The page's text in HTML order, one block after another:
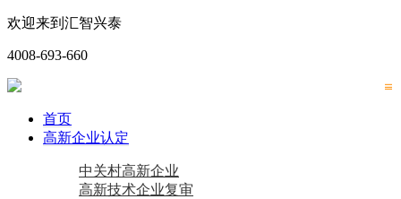
欢迎来到汇智兴泰
4008-693-660
首页
高新企业认定
中关村高新企业
高新技术企业复审